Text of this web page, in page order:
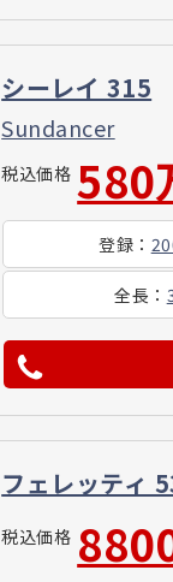
シーレイ 315
Sundancer
税込価格 580
登録 ：
全長 ：
フェレッティ
税込価格